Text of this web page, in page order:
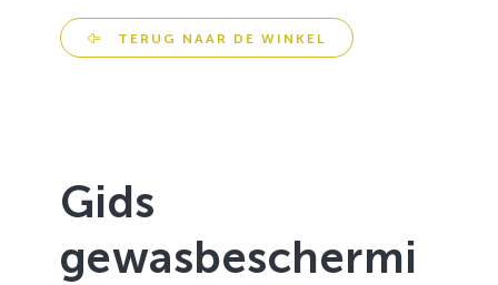
Boomteelt en Vaste Plantenteelt
Cannabis
Zachtfruit
TERUG NAAR DE WINKEL
Gids
gewasbeschermi